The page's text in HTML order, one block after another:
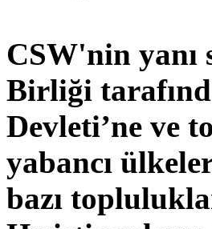
CSW'nin yanı
Birliği
Devleti’ne ve
yabancı
bazı